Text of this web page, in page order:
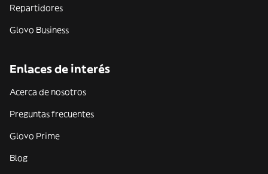
Repartidores
Glovo Business
Enlaces de interés
Acerca de nosotros
Preguntas frecuentes
Glovo Prime
Blog